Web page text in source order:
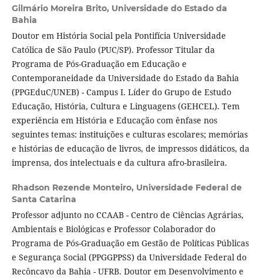
Gilmário Moreira Brito, Universidade do Estado da
Bahia
Doutor em História Social pela Pontifícia Universidade
Católica de São Paulo (PUC/SP). Professor Titular da
Programa de Pós-Graduação em Educação e
Contemporaneidade da Universidade do Estado da Bahia
(PPGEduC/UNEB) - Campus I. Líder do Grupo de Estudo
Educação, História, Cultura e Linguagens (GEHCEL). Tem
experiência em História e Educação com ênfase nos
seguintes temas: instituições e culturas escolares; memórias
e histórias de educação de livros, de impressos didáticos, da
imprensa, dos intelectuais e da cultura afro-brasileira.
Rhadson Rezende Monteiro, Universidade Federal de
Santa Catarina
Professor adjunto no CCAAB - Centro de Ciências Agrárias,
Ambientais e Biológicas e Professor Colaborador do
Programa de Pós-Graduação em Gestão de Políticas Públicas
e Segurança Social (PPGGPPSS) da Universidade Federal do
Recôncavo da Bahia - UFRB. Doutor em Desenvolvimento e